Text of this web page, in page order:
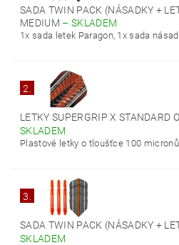
SADA TWIN PACK (NÁSADKY +
MEDIUM –SKLADEM
1x sada letek Paragon, 1x sada
2.
LETKY SUPERGRIP X STANDARD
SKLADEM
Plastové letky o tloušťce 100
3.
SADA TWIN PACK (NÁSADKY +
SKLADEM